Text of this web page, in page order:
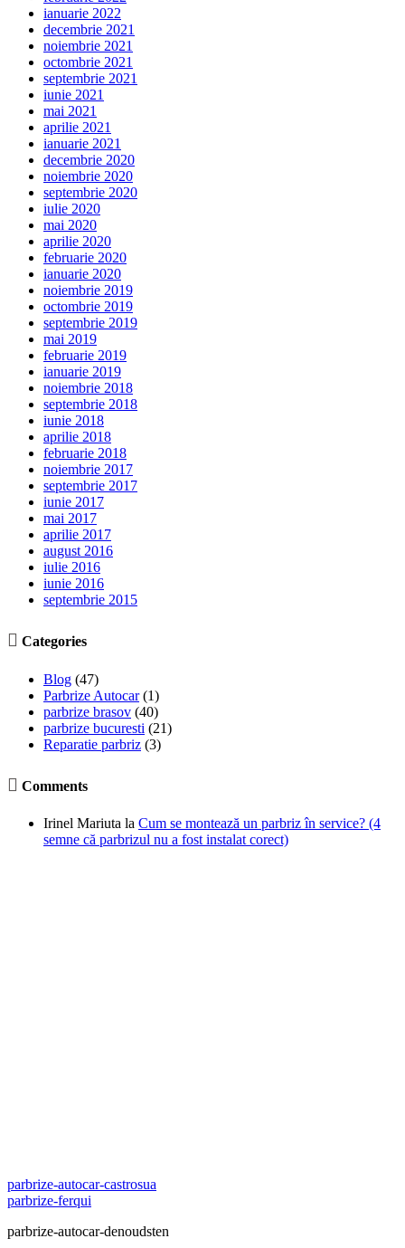
ianuarie 2022
decembrie 2021
noiembrie 2021
octombrie 2021
septembrie 2021
iunie 2021
mai 2021
aprilie 2021
ianuarie 2021
decembrie 2020
noiembrie 2020
septembrie 2020
iulie 2020
mai 2020
aprilie 2020
februarie 2020
ianuarie 2020
noiembrie 2019
octombrie 2019
septembrie 2019
mai 2019
februarie 2019
ianuarie 2019
noiembrie 2018
septembrie 2018
iunie 2018
aprilie 2018
februarie 2018
noiembrie 2017
septembrie 2017
iunie 2017
mai 2017
aprilie 2017
august 2016
iulie 2016
iunie 2016
septembrie 2015
 Categories
Blog (47)
Parbrize Autocar(1)
parbrize brasov (40)
parbrize bucuresti (21)
Reparatie parbriz (3)
 Comments
Irinel Mariuta la Cum se montează un parbriz în service? (4
semne că parbrizul nu a fost instalat corect)
parbrize-autocar-castrosua
parbrize-ferqui
parbrize-autocar-denoudsten